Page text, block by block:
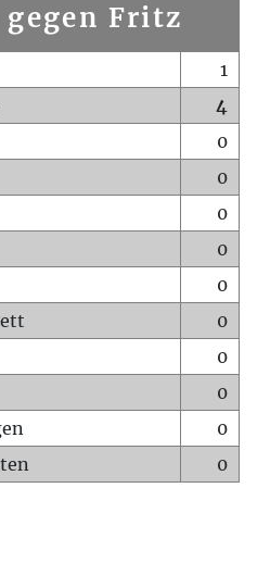
Fritz
1
4
0
0
0
0
0
0
0
0
0
0